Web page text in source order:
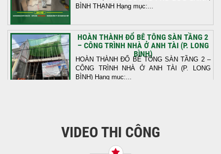
BÌNH THẠNH Hạng mục:...
HOÀN THÀNH ĐỔ BÊ TÔNG SÀN TẦNG 2
– CÔNG TRÌNH NHÀ Ở ANH TÀI (P. LONG
BÌNH)
HOÀN THÀNH ĐỔ BÊ TÔNG SÀN TẦNG 2 –
CÔNG TRÌNH NHÀ Ở ANH TÀI (P. LONG
BÌNH) Hạng mục:...
Tiếp nối sự tin tưởng từ quý khách hàng, vừa
qua Công Ty TNHH Thiết Kế Xây Dựng Sao
VIDEO THI CÔNG